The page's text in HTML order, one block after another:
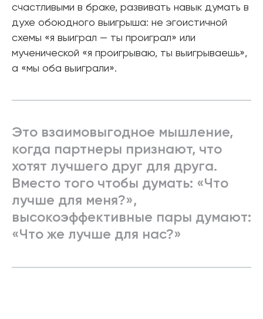
счастливыми в браке, развивать навык думать в
духе обоюдного выигрыша: не эгоистичной
схемы «я выиграл — ты проиграл» или
мученической «я проигрываю, ты выигрываешь»,
а «мы оба выиграли».
Это взаимовыгодное мышление,
когда партнеры признают, что
хотят лучшего друг для друга.
Вместо того чтобы думать: «Что
лучше для меня?»,
высокоэффективные пары думают:
«Что же лучше для нас?»